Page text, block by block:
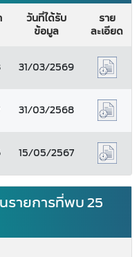
วันที่ได้รับ
ข้อมูล
ราย
ละเอียด
31/03/2569
31/03/2568
15/05/2567
รายการที่พบ 25